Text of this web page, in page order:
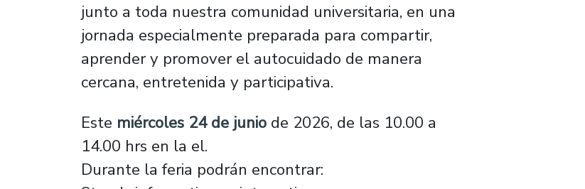
junto a toda nuestra comunidad universitaria, en una
jornada especialmente preparada para compartir,
aprender y promover el autocuidado de manera
cercana, entretenida y participativa.
Este miércoles 24 de junio de 2026, de las 10.00 a
14.00 hrs en la el.
Durante la feria podrán encontrar: